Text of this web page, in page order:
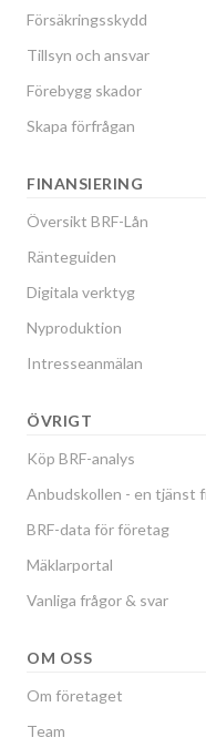
Försäkringsskydd
Tillsyn och ansvar
Förebygg skador
Skapa förfrågan
FINANSIERING
Översikt BRF-Lån
Ränteguiden
Digitala verktyg
Nyproduktion
Intresseanmälan
ÖVRIGT
Köp BRF-analys
Anbudskollen - en tjänst
BRF-data för företag
Mäklarportal
Vanliga frågor & svar
OM OSS
Om företaget
Team